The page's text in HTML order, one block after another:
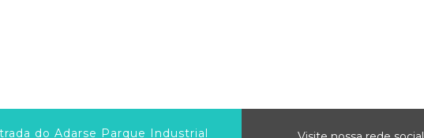
do Adarse Parque Industrial